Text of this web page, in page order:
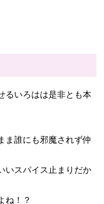
るいろはは是非とも本
ま誰にも邪魔されず仲
いスパイス止まりだか
ね！？